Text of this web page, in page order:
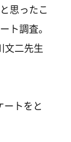
思ったこ
ト調査。
文二先生
トをと